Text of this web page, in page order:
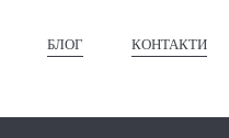
БЛОГ КОНТАКТИ